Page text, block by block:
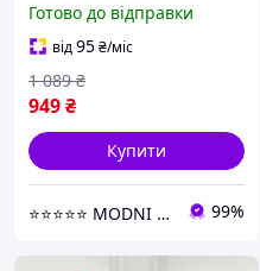
капюшоном плаття худі
на флісі великого розміру
Готово до відправки
від95₴/міс
949₴
1 089 ₴
Купити
⭐⭐⭐⭐⭐ MODNI ⭐⭐⭐⭐⭐ 99%